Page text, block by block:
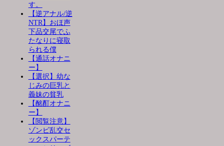
す。
【逆アナル/逆
NTR】おほ声
下品交尾でふ
たなりに寝取
られる僕
【通話オナニ
ー】
【選択】幼な
じみの巨乳と
義妹の貧乳
【酩酊オナニ
ー】
【閲覧注意】
ゾンビ乱交セ
ックスパーテ